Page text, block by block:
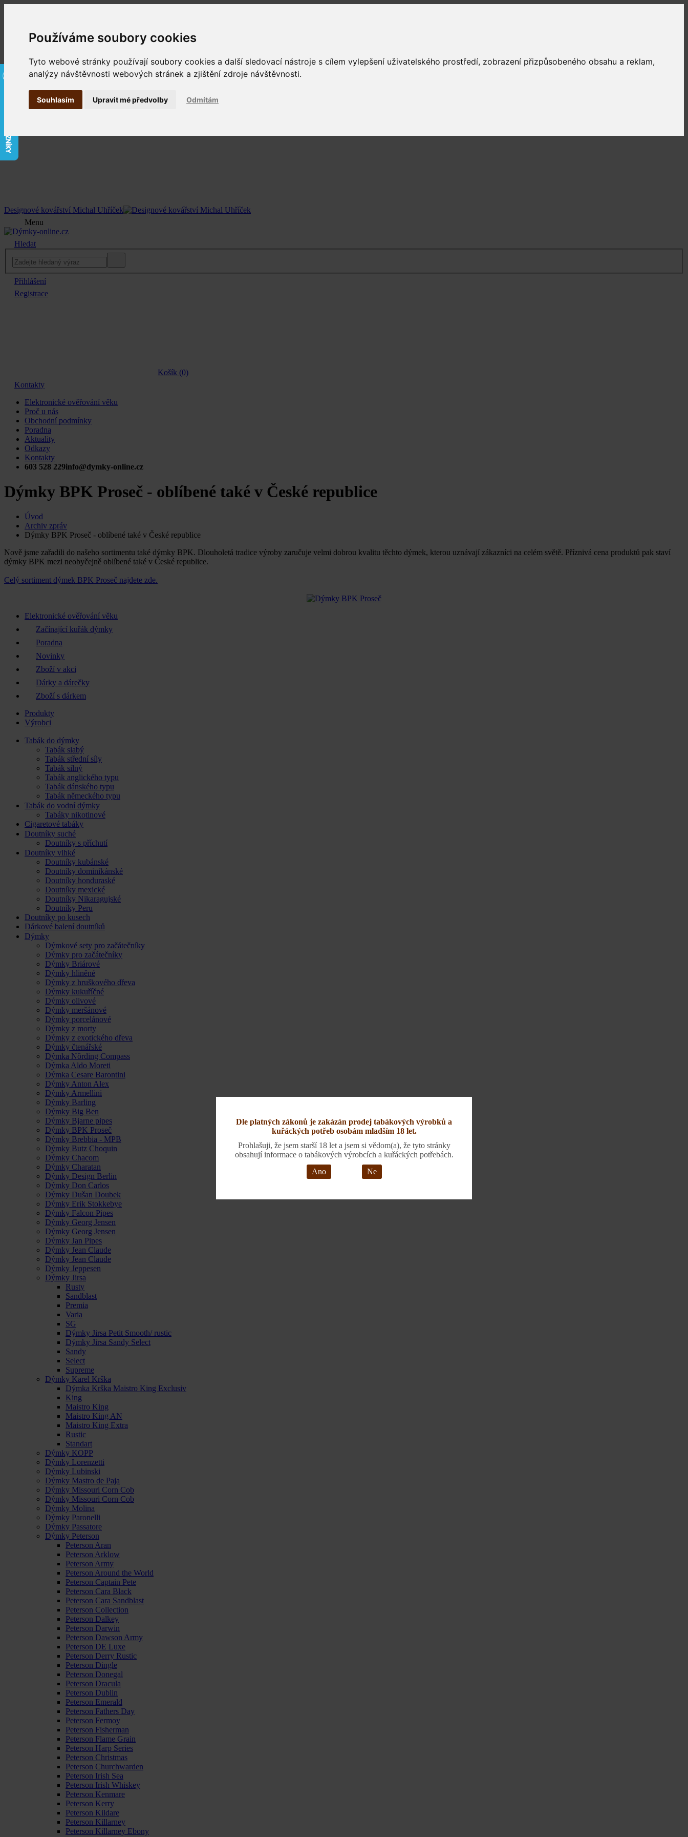
Používáme soubory cookies
Tyto webové stránky používají soubory cookies a další sledovací nástroje s cílem vylepšení uživatelského prostředí, zobrazení přizpůsobeného obsahu a reklam,
analýzy návštěvnosti webových stránek a zjištění zdroje návštěvnosti.
Souhlasím Odmítám
Upravit mé předvolby
Designové kovářství Michal Uhříček
Menu
Hledat
Přihlášení
Registrace
Košík (0)
Kontakty
Elektronické ověřování věku
Proč u nás
Obchodní podmínky
Poradna
Aktuality
Odkazy
Kontakty
603 528 229info@dymky-online.cz
Dýmky BPK Proseč - oblíbené také v České republice
Úvod
Archiv zpráv
Dýmky BPK Proseč - oblíbené také v České republice
Nově jsme zařadili do našeho sortimentu také dýmky BPK. Dlouholetá tradice výroby zaručuje velmi dobrou kvalitu těchto dýmek, kterou uznávají zákazníci na celém světě. Příznivá cena produktů pak staví
dýmky BPK mezi neobyčejně oblíbené také v České republice.
Celý sortiment dýmek BPK Proseč najdete zde.
Elektronické ověřování věku
Začínající kuřák dýmky
Poradna
Novinky
Zboží v akci
Dárky a dárečky
Zboží s dárkem
Produkty
Výrobci
Tabák do dýmky
Tabák slabý
Tabák střední síly
Tabák silný
Tabák anglického typu
Tabák dánského typu
Tabák německého typu
Tabák do vodní dýmky
Tabáky nikotinové
Cigaretové tabáky
Doutníky suché
Doutníky s příchutí
Doutníky vlhké
Doutníky kubánské
Doutníky dominikánské
Doutníky honduraské
Doutníky mexické
Doutníky Nikaragujské
Doutníky Peru
Doutníky po kusech
Dárkové balení doutníků
Dýmky
Dýmkové sety pro začátečníky
Dýmky pro začátečníky
Dýmky Briárové
Dýmky hliněné
Dýmky z hruškového dřeva
Dýmky kukuříčné
Dýmky olivové
Dýmky meršánové
Dýmky porcelánové
Dýmky z morty
Dýmky z exotického dřeva
Dýmky čtenářské
Dýmka Nôrding Compass
Dýmka Aldo Moreti
Dýmka Cesare Barontini
Dýmky Anton Alex
Dýmky Armellini
Dýmky Barling
Dýmky Big Ben
Dýmky Bjarne pipes
Dýmky BPK Proseč
Dýmky Brebbia - MPB
Dýmky Butz Choquin
Dýmky Chacom
Dýmky Charatan
Dýmky Design Berlin
Dýmky Don Carlos
Dýmky Dušan Doubek
Dýmky Erik Stokkebye
Dýmky Falcon Pipes
Dýmky Georg Jensen
Dýmky Georg Jensen
Dýmky Jan Pipes
Dýmky Jean Claude
Dýmky Jean Claude
Dýmky Jeppesen
Dýmky Jirsa
Rusty
Sandblast
Premia
Varia
SG
Dýmky Jirsa Petit Smooth/ rustic
Dýmky Jirsa Sandy Select
Sandy
Select
Supreme
Dýmky Karel Krška
Dýmka Krška Maistro King Exclusiv
King
Maistro King
Maistro King AN
Maistro King Extra
Rustic
Standart
Dýmky KOPP
Dýmky Lorenzetti
Dýmky Lubinski
Dýmky Mastro de Paja
Dýmky Missouri Corn Cob
Dýmky Missouri Corn Cob
Dýmky Molina
Dýmky Paronelli
Dýmky Passatore
Dýmky Peterson
Peterson Aran
Peterson Arklow
Peterson Army
Peterson Around the World
Peterson Captain Pete
Peterson Cara Black
Peterson Cara Sandblast
Peterson Collection
Peterson Dalkey
Peterson Darwin
Peterson Dawson Army
Peterson DE Luxe
Peterson Derry Rustic
Peterson Dingle
Peterson Donegal
Peterson Dracula
Peterson Dublin
Peterson Emerald
Peterson Fathers Day
Peterson Fermoy
Peterson Fisherman
Peterson Flame Grain
Peterson Harp Series
Peterson Christmas
Peterson Churchwarden
Peterson Irish Sea
Peterson Irish Whiskey
Peterson Kenmare
Peterson Kerry
Peterson Kildare
Peterson Killarney
Peterson Killarney Ebony
Dle platných zákonů je zakázán prodej tabákových výrobků a
kuřáckých potřeb osobám mladším 18 let.
Prohlašuji, že jsem starší 18 let a jsem si vědom(a), že tyto stránky
obsahují informace o tabákových výrobcích a kuřáckých potřebách.
Ano
Ne